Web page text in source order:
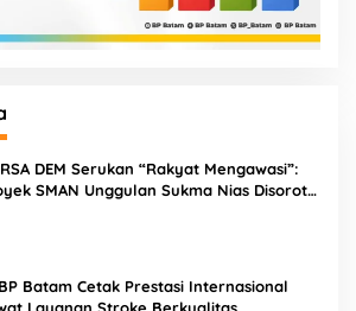
DEM Serukan “Rakyat Mengawasi”:
SMAN Unggulan Sukma Nias Disorot,
Batam Cetak Prestasi Internasional